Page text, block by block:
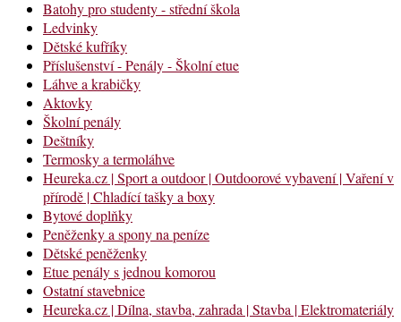
Batohy pro studenty - střední škola
Ledvinky
Dětské kufříky
Příslušenství - Penály - Školní etue
Láhve a krabičky
Aktovky
Školní penály
Deštníky
Termosky a termoláhve
Heureka.cz | Sport a outdoor | Outdoorové vybavení | Vaření v
přírodě | Chladící tašky a boxy
Bytové doplňky
Peněženky a spony na peníze
Dětské peněženky
Etue penály s jednou komorou
Ostatní stavebnice
Heureka.cz | Dílna, stavba, zahrada | Stavba | Elektromateriály